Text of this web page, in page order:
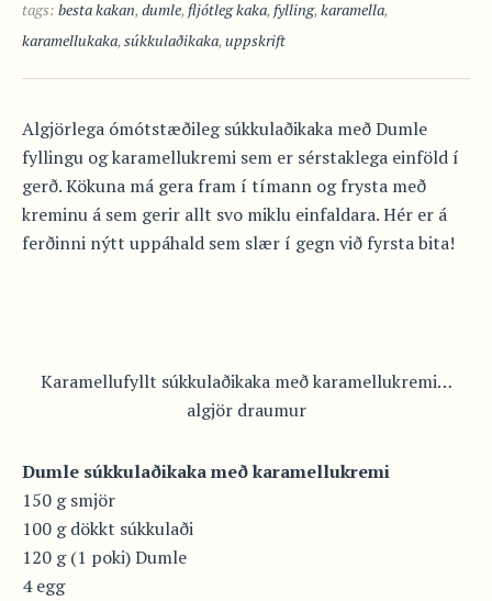
tags: besta kakan,dumle, fljótleg kaka,fylling,karamella,
karamellukaka,súkkulaðikaka,uppskrift
Algjörlega ómótstæðileg súkkulaðikaka með Dumle
fyllingu og karamellukremi sem er sérstaklega einföld í
gerð. Kökuna má gera fram í tímann og frysta með
kreminu á sem gerir allt svo miklu einfaldara. Hér er á
ferðinni nýtt uppáhald sem slær í gegn við fyrsta bita!
Karamellufyllt súkkulaðikaka með karamellukremi…
algjör draumur
Dumle súkkulaðikaka með karamellukremi
150 g smjör
100 g dökkt súkkulaði
120 g (1 poki) Dumle
4 egg